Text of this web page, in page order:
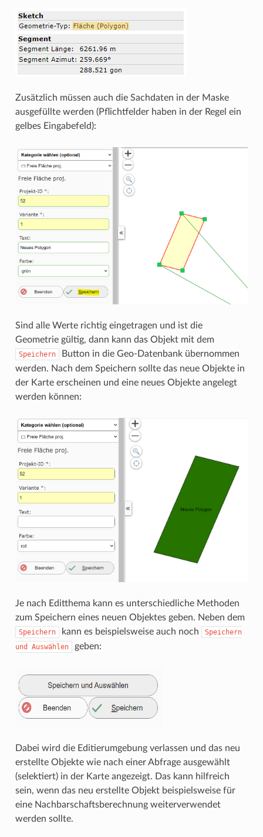
Zusätzlich müssen auch die Sachdaten in der Maske
ausgefüllte werden (Pflichtfelder haben in der Regel ein
gelbes Eingabefeld):
Sind alle Werte richtig eingetragen und ist die
Geometrie gültig, dann kann das Objekt mit dem
Speichern
Button in die Geo-Datenbank übernommen
werden. Nach dem Speichern sollte das neue Objekte in
der Karte erscheinen und eine neues Objekte angelegt
werden können:
Je nach Editthema kann es unterschiedliche Methoden
zum Speichern eines neuen Objektes geben. Neben dem
Speichern kann es beispielsweise auch noch
Speichern
und
Auswählen geben:
Dabei wird die Editierumgebung verlassen und das neu
erstellte Objekte wie nach einer Abfrage ausgewählt
(selektiert) in der Karte angezeigt. Das kann hilfreich
sein, wenn das neu erstellte Objekt beispielsweise für
eine Nachbarschaftsberechnung weiterverwendet
werden sollte.